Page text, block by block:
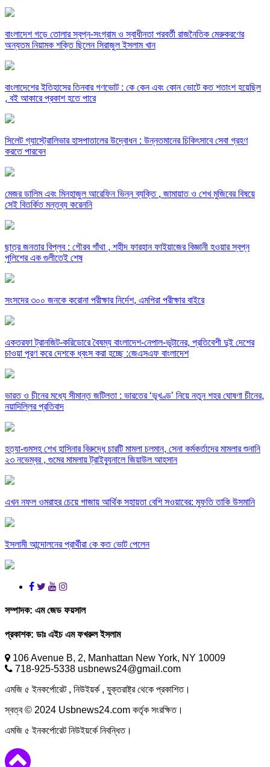
বাংলাদেশ গড়ে তোলার স্বপ্ন-সংগ্রাম ও স্বাধীনতা পরবর্তী রাজনৈতিক মেরুকরণের
অন্যতম নিয়ামক শক্তি ছিলেন সিরাজুল ইসলাম খান
বাংলাদেশের ইতিহাসের তিনবার গণভোট : কে কেন এবং কোন ভোটে কত শতাংশ হয়েছিল
, বই আকারে প্রকাশ হতে পারে
সিলেট গ্যাস্ট্রোলিভার হাসপাতালের উদ্বোধন : উন্নতমানের চিকিৎসাবে সেবা গ্রহণ
করতে পারবেন
মেজর ডালিম এবং মিনহাজুল আরেফিন ভিন্ন ব্যক্তি , জামায়াত ও শেখ মুজিবের বিষয়ে
সেই বিতর্কিত মন্তব্য করেননি
ছাত্র জনতার বিপ্লব : গৌরব গাঁথা , শহীদ ফারহান ফাইয়াজের বিজ্ঞানী হওয়ার স্বপ্ন
পুলিশের এক গুলীতেই শেষ
সংসদের ৩০০ জনকে করোনা পরীক্ষার নির্দেশ, এমপিরা পরীক্ষার বাইরে
একতরফা ট্রানজিট-করিডোরে বৈষম্য বাংলাদেশ-নেপাল-ভুটানের, প্রতিবেশী দুই দেশের
চাওয়া পূরণ করে দেশকে ধ্বংস করা হচ্ছে :জেএসএফ বাংলাদেশ
ভারত ও চীনের মধ্যে সীমান্ত জটিলতা : ভারতের ‘ভূখণ্ড’ নিয়ে নতুন শহর ঘোষণা চীনের,
নয়াদিল্লির প্রতিবাদ
হত্যা-গুমসহ শেখ হাসিনার বিরুদ্ধে চারটি মামলা চলমান, সেনা কর্মকর্তাদের মামলার শুনানি
২৩ নভেম্বর , গুমের মামলায় ট্রাইব্যুনালে জিয়াউল আহসান
এখন নফল ওমরাহর চেয়ে গাজায় আর্থিক সহায়তা বেশি সওয়াবের: মুফতি তাকি উসমানি
ইসলামী আন্দোলনের প্রার্থীরা কে কত ভোট পেলেন
সম্পাদক: এম জেড ফয়সাল
প্রকাশক: ডাঃ এইচ এম ফখরুল ইসলাম
106 Avenue B, 2, Manhattan New York, NY 10009
718-925-5338 usbnews24@gmail.com
এমজি ৫ ইনকর্পোরেট , নিউইয়র্ক , যুক্তরাষ্ট্র থেকে প্রকাশিত।
স্বত্ব © 2024 Usbnews24.com কর্তৃক সংরক্ষিত।
এমজি ৫ ইনকর্পোরেট নিউইয়র্কে নিবন্ধিত।